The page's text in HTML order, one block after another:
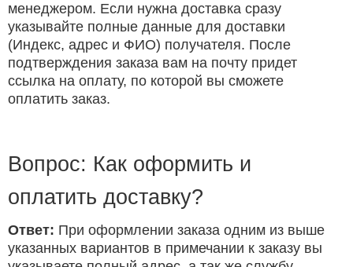
менеджером. Если нужна доставка сразу
указывайте полные данные для доставки
(Индекс, адрес и ФИО) получателя. После
подтверждения заказа вам на почту придет
ссылка на оплату, по которой вы сможете
оплатить заказ.
Вопрос: Как оформить и
оплатить доставку?
Ответ: При оформлении заказа одним из выше
указанных вариантов в примечании к заказу вы